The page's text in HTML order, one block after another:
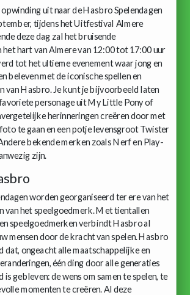
uit naar de Hasbro Spelendagen
tijdens het Uitfestival Almere
deze dag zal het bruisende
het hart van Almere van 12:00 tot 17:00 uur
tot het ultieme evenement waar jong en
beleven met de iconische spellen en
van Hasbro. Je kunt je bijvoorbeeld laten
personage uit My Little Pony of
herinneringen creëren door met
te gaan en een potje levensgroot Twister
bekende merken zoals Nerf en Play-
zijn.
worden georganiseerd ter ere van het
van het speelgoedmerk. Met tientallen
speelgoedmerken verbindt Hasbro al
mensen door de kracht van spelen. Hasbro
dat, ongeacht alle maatschappelijke en
één ding door alle generaties
is gebleven: de wens om samen te spelen, te
momenten te creëren. Al deze